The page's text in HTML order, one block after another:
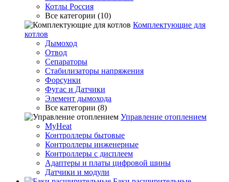
Котлы Россия
Все категории (10)
Комплектующие для
котлов
Дымоход
Отвод
Сепараторы
Стабилизаторы напряжения
Форсунки
Фугас и Датчики
Элемент дымохода
Все категории (8)
Управление отоплением
MyHeat
Контроллеры бытовые
Контроллеры инженерные
Контроллеры с дисплеем
Адаптеры и платы цифровой шины
Датчики и модули